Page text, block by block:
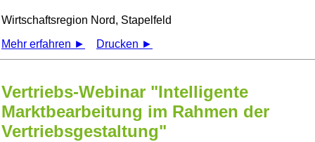
Wirtschaftsregion Nord, Stapelfeld
Mehr erfahren ►
Drucken ►
Vertriebs-Webinar "Intelligente
Marktbearbeitung im Rahmen der
Vertriebsgestaltung"